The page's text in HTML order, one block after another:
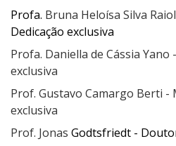
Profa. Bruna Heloísa Silva Raiol
Dedicação exclusiva
Profa. Daniella de Cássia
exclusiva
Prof. Gustavo Camargo Berti -
exclusiva
Prof. Jonas Godtsfriedt -